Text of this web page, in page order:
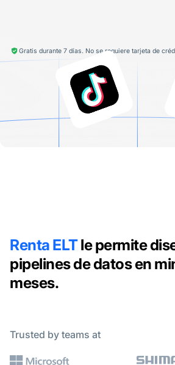
Gratis durante 7 días. No se requiere tarjeta de
Renta ELTle permite
pipelines de datos en
meses.
Trusted by teams at